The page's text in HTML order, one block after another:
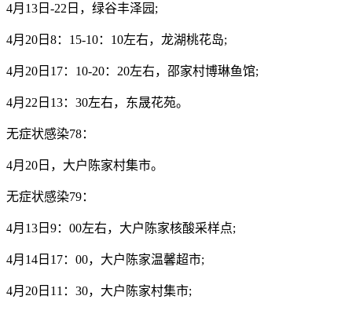
4月13日-22日，绿谷丰泽园;
4月20日8：15-10：10左右，龙湖桃花岛;
4月20日17：10-20：20左右，邵家村博琳鱼馆;
4月22日13：30左右，东晟花苑。
无症状感染78：
4月20日，大户陈家村集市。
无症状感染79：
4月13日9：00左右，大户陈家核酸采样点;
4月14日17：00，大户陈家温馨超市;
4月20日11：30，大户陈家村集市;